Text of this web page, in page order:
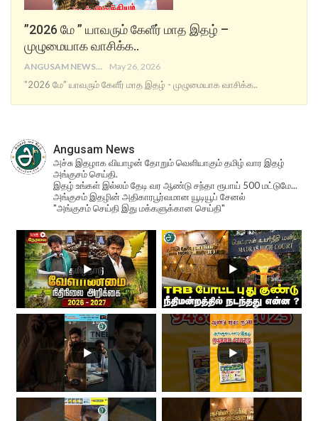
”2026 மே ” யாவரும் கேளீர் மாத இதழ் –
முழுமையாக வாசிக்க..
ANGUSAM NEWS May 26, 2026
”2026 மே” யாவரும் கேளீர் மாத இதழ் - முழுமையாக வாசிக்க..
Angusam News
அச்சு இதழாக வியாழன் தோறும் வெளியாகும் தமிழ் வார இதழ்
அங்குசம் செய்தி.
இதழ் உங்கள் இல்லம் தேடி வர ஆண்டு சந்தா ரூபாய் 500 மட்டுமே...
அங்குசம் இதழின் அதிகாரபூர்வமான யூடியூப் சேனல்
"அங்குசம் செய்தி இது மக்களுக்கான செய்தி"